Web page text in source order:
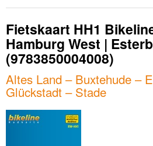
Fietskaart HH1
Hamburg West |
(9783850004008)
Altes Land – Buxtehude –
Glückstadt – Stade